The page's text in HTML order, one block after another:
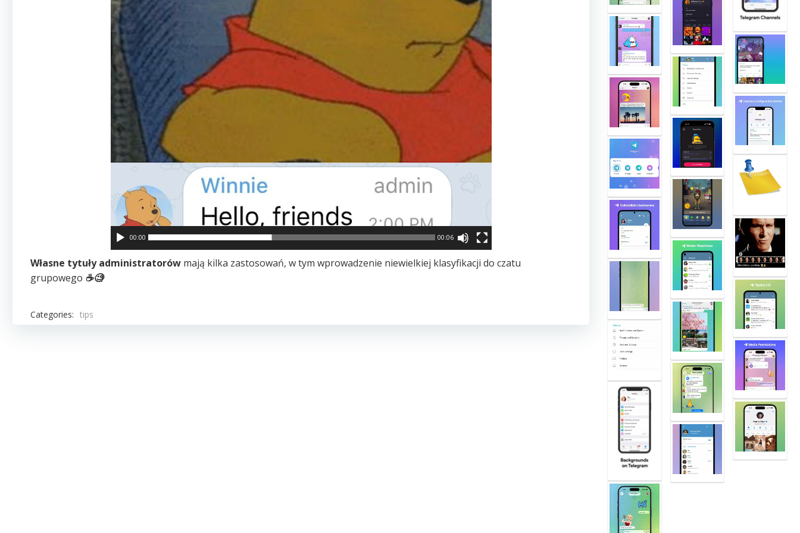
00:00 00:06
Własne tytuły administratorów mają kilka zastosowań, w tym wprowadzenie niewielkiej klasyfikacji do czatu
grupowego ☕️🧐
Categories: tips